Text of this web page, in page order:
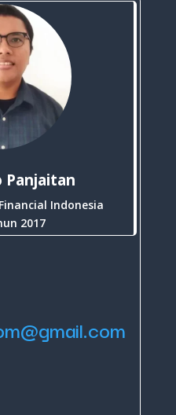
Panjaitan
Indonesia
2017